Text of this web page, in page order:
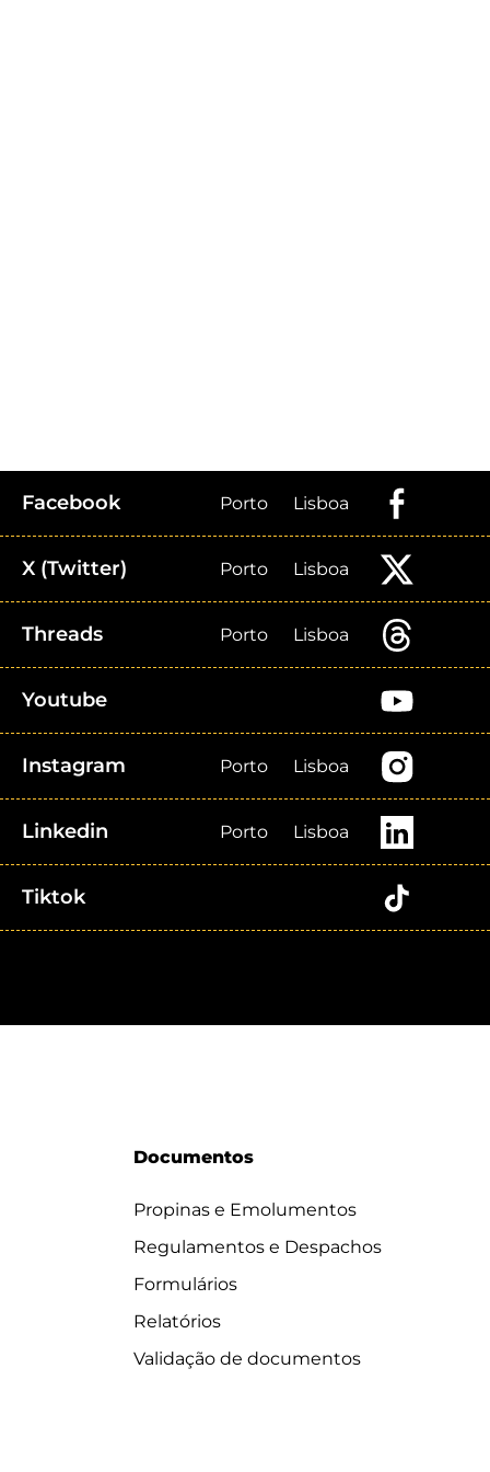
Facebook Porto Lisboa
X (Twitter) Porto Lisboa
Threads Porto Lisboa
Youtube
Instagram Porto Lisboa
Linkedin Porto Lisboa
Tiktok
Documentos
Propinas e Emolumentos
Regulamentos e Despachos
Formulários
Relatórios
Validação de documentos